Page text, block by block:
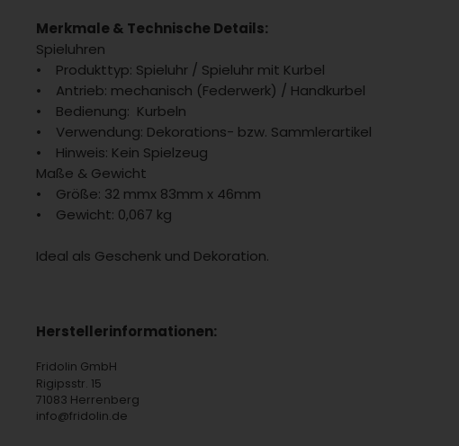
Merkmale & Technische Details:
Spieluhren
• Produkttyp: Spieluhr / Spieluhr mit Kurbel
• Antrieb: mechanisch (Federwerk) / Handkurbel
• Bedienung: Kurbeln
• Verwendung: Dekorations- bzw. Sammlerartikel
• Hinweis: Kein Spielzeug
Maße & Gewicht
• Größe: 32 mmx 83mm x 46mm
• Gewicht: 0,067 kg
Ideal als Geschenk und Dekoration.
Herstellerinformationen:
Fridolin GmbH
Rigipsstr. 15
71083 Herrenberg
info@fridolin.de